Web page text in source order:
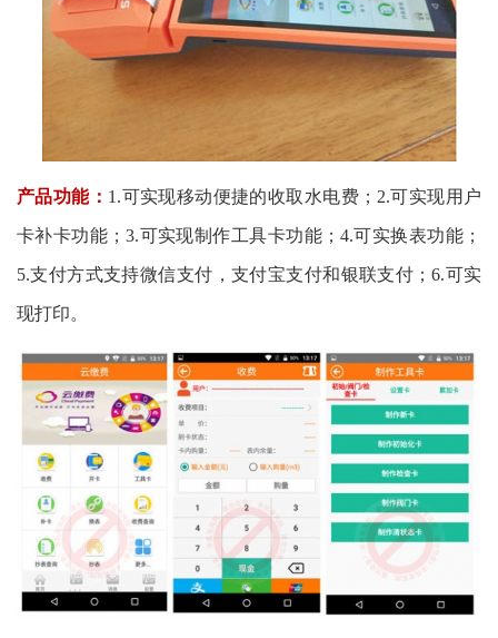
产品功能： 1.可实现移动便捷的收取水电费；2.可实现用户
卡补卡功能；3.可实现制作工具卡功能；4.可实换表功能；
5.支付方式支持微信支付，支付宝支付和银联支付；6.可实
现打印。